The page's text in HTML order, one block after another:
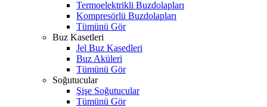
Termoelektrikli Buzdolapları
Kompresörlü Buzdolapları
Tümünü Gör
Buz Kasetleri
Jel Buz Kasedleri
Buz Aküleri
Tümünü Gör
Soğutucular
Şişe Soğutucular
Tümünü Gör